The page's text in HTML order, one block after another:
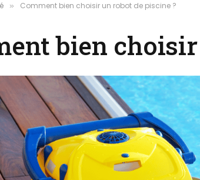
» Comment bien choisir un robot de piscine ?
bien